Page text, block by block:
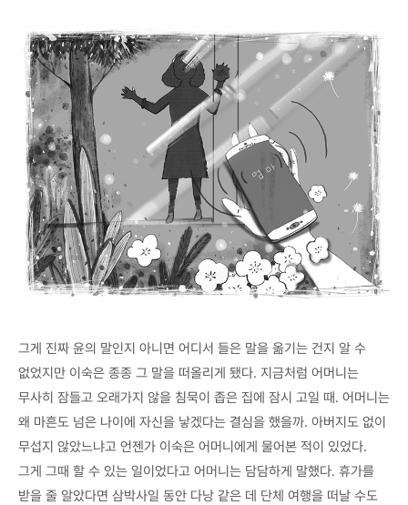
그게 진짜 윤의 말인지 아니면 어디서 들은 말을 옮기는 건지 알 수
없었지만 이숙은 종종 그 말을 떠올리게 됐다. 지금처럼 어머니는
무사히 잠들고 오래가지 않을 침묵이 좁은 집에 잠시 고일 때. 어머니는
왜 마흔도 넘은 나이에 자신을 낳겠다는 결심을 했을까. 아버지도 없이
무섭지 않았느냐고 언젠가 이숙은 어머니에게 물어본 적이 있었다.
그게 그때 할 수 있는 일이었다고 어머니는 담담하게 말했다. 휴가를
받을 줄 알았다면 삼박사일 동안 다낭 같은 데 단체 여행을 떠날 수도